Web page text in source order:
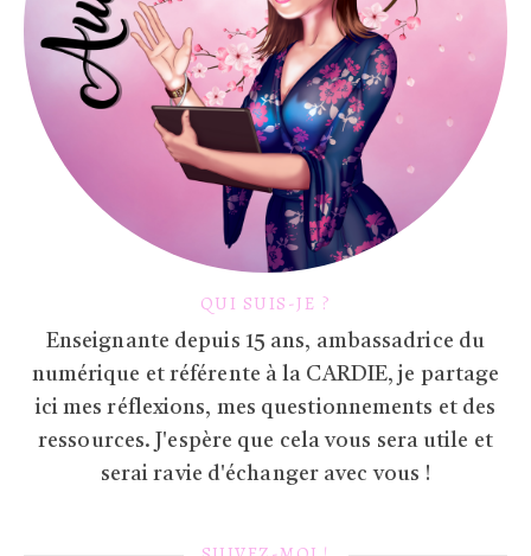
QUI SUIS-JE ?
Enseignante depuis 15 ans, ambassadrice du
numérique et référente à la CARDIE, je partage
ici mes réflexions, mes questionnements et des
ressources. J'espère que cela vous sera utile et
serai ravie d'échanger avec vous !